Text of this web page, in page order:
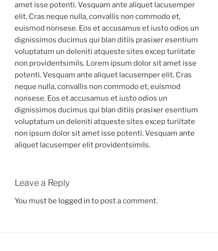
amet isse potenti. Vesquam ante aliquet lacusemper
elit. Cras neque nulla, convallis non commodo et,
euismod nonsese. Eos et accusamus et iusto odios un
dignissimos ducimus qui blan ditiis prasixer esentium
voluptatum un deleniti atqueste sites excep turiitate
non providentsimils. Lorem ipsum dolor sit amet isse
potenti. Vesquam ante aliquet lacusemper elit. Cras
neque nulla, convallis non commodo et, euismod
nonsese. Eos et accusamus et iusto odios un
dignissimos ducimus qui blan ditiis prasixer esentium
voluptatum un deleniti atqueste sites excep turiitate
non ipsum dolor sit amet isse potenti. Vesquam ante
aliquet lacusemper elit providentsimils.
Leave a Reply
You must be logged in to post a comment.